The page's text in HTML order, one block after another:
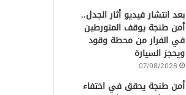
بعد انتشار فيديو أثار الجدل..
أمن طنجة يوقف المتورطين
في الفرار من محطة وقود
ويحجز السيارة
07/08/2026
أمن طنجة يحقق في اختفاء